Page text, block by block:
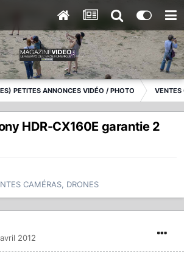
PETITES ANNONCES VIDÉO / PHOTO VENTES
HDR-CX160E garantie 2
CAMÉRAS, DRONES
2012